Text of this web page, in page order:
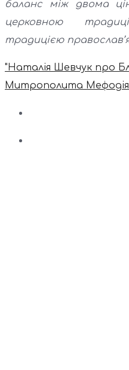
баланс між двома
церковною
традицією
"Наталія Шевчук про
Митрополита